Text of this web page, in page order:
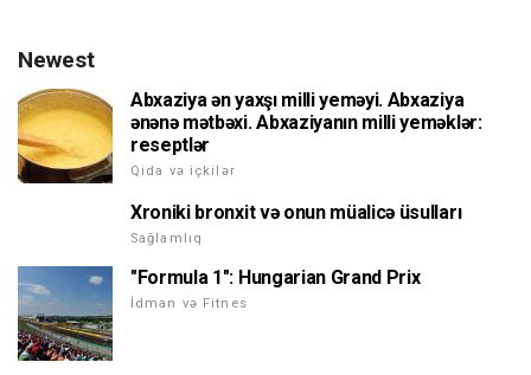
Newest
Abxaziya ən yaxşı milli yeməyi. Abxaziya
ənənə mətbəxi. Abxaziyanın milli yeməklər:
reseptlər
Qida və içkilər
Xroniki bronxit və onun müalicə üsulları
Sağlamlıq
"Formula 1": Hungarian Grand Prix
İdman və Fitnes